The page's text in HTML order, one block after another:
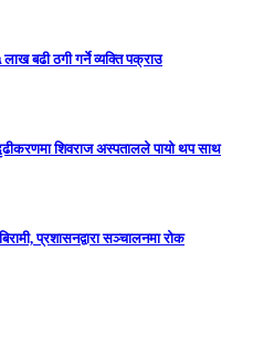
लाख बढी ठगी गर्ने व्यक्ति पक्राउ
शिवराज अस्पतालले पायो थप साथ
प्रशासनद्वारा सञ्चालनमा रोक